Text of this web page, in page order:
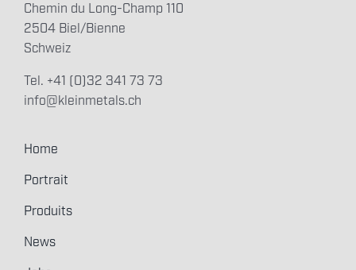
Chemin du Long-Champ 110
2504 Biel/Bienne
Schweiz
Tel. +41 (0)32 341 73 73
info@kleinmetals.ch
Home
Portrait
Produits
News